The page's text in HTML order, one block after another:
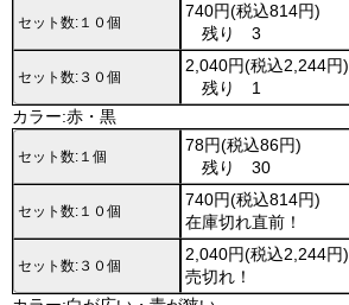
セット数:１０個
740円(税込814円)
残り 3
セット数:３０個
2,040円(税込2,244円)
残り 1
カラー:赤・黒
セット数:１個
78円(税込86円)
残り 30
セット数:１０個
740円(税込814円)
在庫切れ直前！
セット数:３０個
2,040円(税込2,244円)
売切れ！